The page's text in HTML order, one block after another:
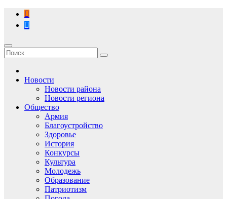
Перейти
содержимому
Новости
Новости района
Новости региона
Общество
Армия
Благоустройство
Здоровье
История
Конкурсы
Культура
Молодежь
Образование
Патриотизм